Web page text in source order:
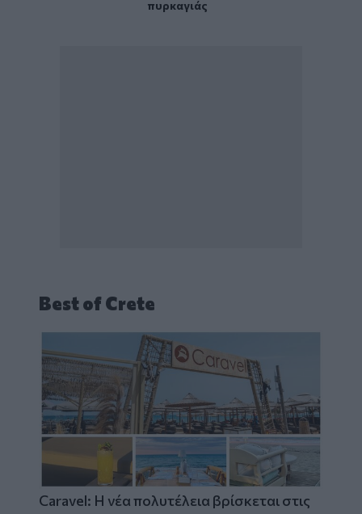
πυρκαγιάς
Best of Crete
Caravel: Η νέα πολυτέλεια βρίσκεται στις